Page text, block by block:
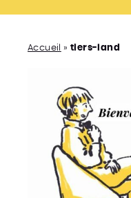
Accueil »tiers-land